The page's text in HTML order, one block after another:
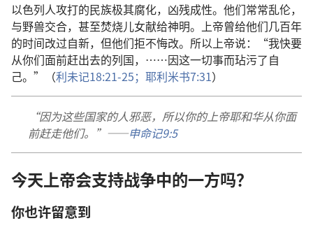
以色列人攻打的民族极其腐化，凶残成性。他们常常乱伦，
与野兽交合，甚至焚烧儿女献给神明。上帝曾给他们几百年
的时间改过自新，但他们拒不悔改。所以上帝说：“我快要
从你们面前赶出去的列国，……因这一切事而玷污了自
己。”（利未记18:21-25； 耶利米书7:31）
“因为这些国家的人邪恶，所以你的上帝耶和华从你面
前赶走他们。”——申命记9:5
今天上帝会支持战争中的一方吗？
你也许留意到